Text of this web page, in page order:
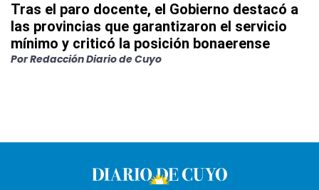
Tras el paro docente, el Gobierno destacó a
las provincias que garantizaron el servicio
mínimo y criticó la posición bonaerense
PorRedacción Diario de Cuyo